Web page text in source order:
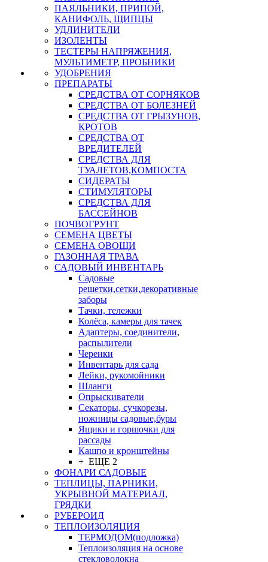
ПАЯЛЬНИКИ, ПРИПОЙ,
КАНИФОЛЬ, ЩИПЦЫ
УДЛИНИТЕЛИ
ИЗОЛЕНТЫ
ТЕСТЕРЫ НАПРЯЖЕНИЯ,
МУЛЬТИМЕТР, ПРОБНИКИ
УДОБРЕНИЯ
ПРЕПАРАТЫ
СРЕДСТВА ОТ СОРНЯКОВ
СРЕДСТВА ОТ БОЛЕЗНЕЙ
СРЕДСТВА ОТ ГРЫЗУНОВ,
КРОТОВ
СРЕДСТВА ОТ
ВРЕДИТЕЛЕЙ
СРЕДСТВА ДЛЯ
ТУАЛЕТОВ,КОМПОСТА
СИДЕРАТЫ
СТИМУЛЯТОРЫ
СРЕДСТВА ДЛЯ
БАССЕЙНОВ
ПОЧВОГРУНТ
СЕМЕНА ЦВЕТЫ
СЕМЕНА ОВОЩИ
ГАЗОННАЯ ТРАВА
САДОВЫЙ ИНВЕНТАРЬ
Садовые
решетки,сетки,декоративные
заборы
Тачки, тележки
Колёса, камеры для тачек
Адаптеры, соединители,
распылители
Черенки
Инвентарь для сада
Лейки, рукомойники
Шланги
Опрыскиватели
Секаторы, сучкорезы,
ножницы садовые,буры
Ящики и горшочки для
рассады
Кашпо и кронштейны
+ ЕЩЕ 2
ФОНАРИ САДОВЫЕ
ТЕПЛИЦЫ, ПАРНИКИ,
УКРЫВНОЙ МАТЕРИАЛ,
ГРЯДКИ
РУБЕРОИД
ТЕПЛОИЗОЛЯЦИЯ
ТЕРМОДОМ(подложка)
Теплоизоляция на основе
стекловолокна